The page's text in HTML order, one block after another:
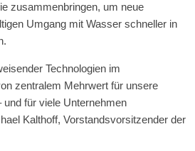
zusammenbringen, um neue
Umgang mit Wasser schneller in
Technologien im
zentralem Mehrwert für unsere
für viele Unternehmen
Kalthoff, Vorstandsvorsitzender der